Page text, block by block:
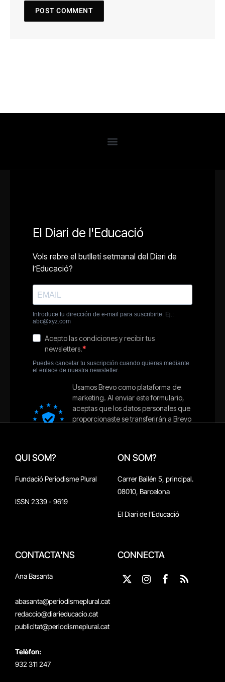
QUI SOM?
Fundació Periodisme Plural
ISSN 2339 - 9619
ON SOM?
Carrer Bailén 5, principal.
08010, Barcelona
El Diari de l'Educació
CONTACTA'NS
Ana Basanta
abasanta@periodismeplural.cat
redaccio@diarieducacio.cat
publicitat@periodismeplural.cat
Telèfon:
932 311 247
CONNECTA
X
Instagram
Facebook
RSS